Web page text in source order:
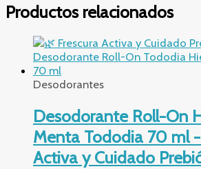
Productos relacionados
Desodorantes
Desodorante Roll-On
Menta Tododia 70 ml
Activa y Cuidado